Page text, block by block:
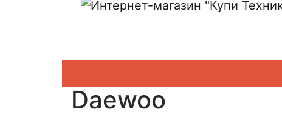
Daewoo